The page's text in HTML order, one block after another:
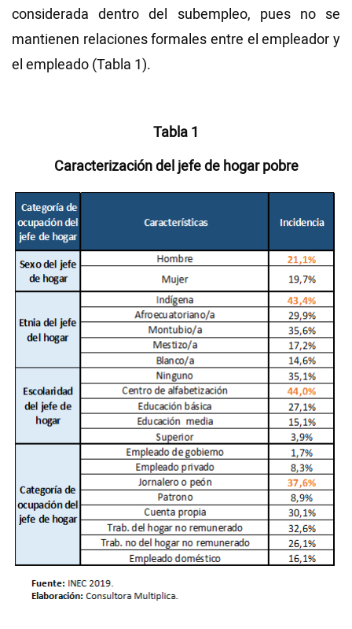
considerada dentro del subempleo, pues no se
mantienen relaciones formales entre el empleador y
el empleado (Tabla 1).
Tabla 1
Caracterización del jefe de hogar pobre